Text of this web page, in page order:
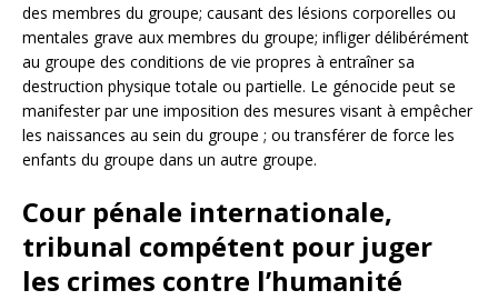
des membres du groupe; causant des lésions corporelles ou
mentales grave aux membres du groupe; infliger délibérément
au groupe des conditions de vie propres à entraîner sa
destruction physique totale ou partielle. Le génocide peut se
manifester par une imposition des mesures visant à empêcher
les naissances au sein du groupe ; ou transférer de force les
enfants du groupe dans un autre groupe.
Cour pénale internationale,
tribunal compétent pour juger
les crimes contre l’humanité